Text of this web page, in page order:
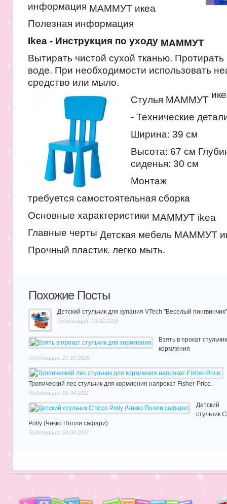
информация МАММУТ икеа
Полезная информация
Ikea - Инструкция по уходу МАММУТ
Вытирать чистой сухой тканью.
воде. При необходимости использовать
средство или мыло.
Стулья МАММУТ
- Технические
Ширина: 39 см
Высота: 67 см
сиденья: 30 см
Монтаж
требуется самостоятельная сборка
Основные характеристики МАММУТ ikea
Главные черты Детская мебель МАММУТ
Прочный пластик. легко мыть.
Похожие Посты
Детский стульчик для купания VTech "Веселый пингвинчик"
Публикация: 13.02.2015
Взять в прокат
кормления
Публикация: 20.10.2020
Тропический лес стульчик для кормления напрокат Fisher-Price.
Публикация: 05.04.2011
Детский
стульчик
Polly (Чикко Полли сафари)
Публикация: 04.04.2011